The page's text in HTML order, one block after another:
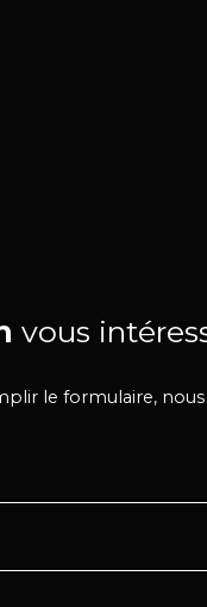
vous
le formulaire,